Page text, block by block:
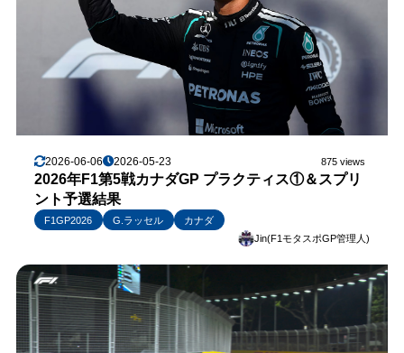
2026-06-06 2026-05-23 875 views
2026年F1第5戦カナダGP プラクティス①＆スプリ
ント予選結果
F1GP2026 G.ラッセル
カナダ
Jin(F1モタスポGP管理人)